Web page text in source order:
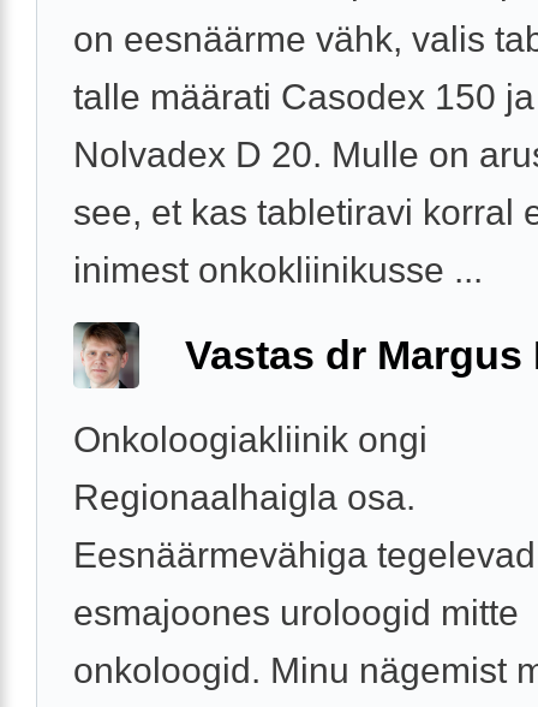
on eesnäärme vähk, valis
talle määrati Casodex 150 ja
Nolvadex D 20. Mulle on
see, et kas tabletiravi korral
inimest onkokliinikusse ...
Vastas dr Margus
Onkoloogiakliinik ongi
Regionaalhaigla osa.
Eesnäärmevähiga
esmajoones uroloogid mitte
onkoloogid. Minu nägemist